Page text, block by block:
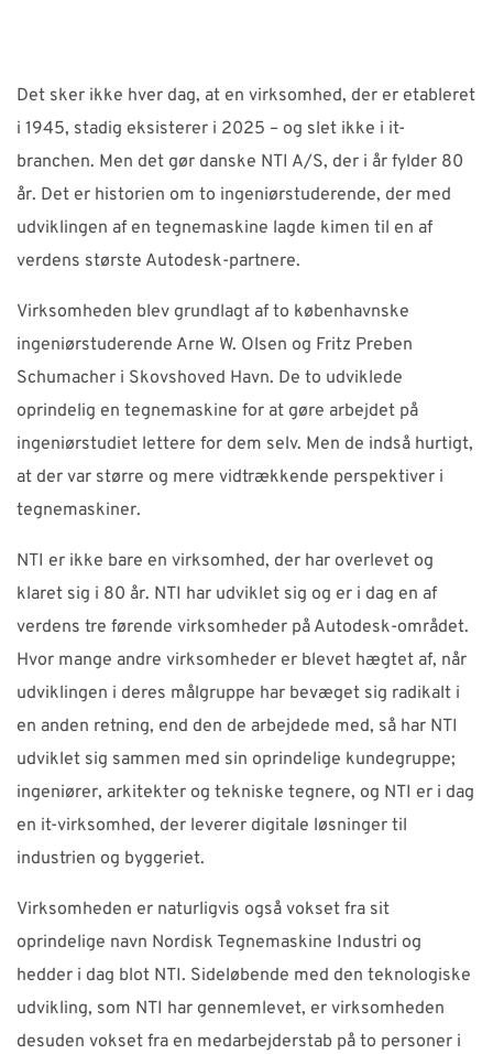
Suomi
Sverige UK
Det sker ikke hver dag, at en virksomhed, der er etableret
i 1945, stadig eksisterer i 2025 – og slet ikke i it-
branchen. Men det gør danske NTI A/S, der i år fylder 80
år. Det er historien om to ingeniørstuderende, der med
udviklingen af en tegnemaskine lagde kimen til en af
verdens største Autodesk-partnere.
Virksomheden blev grundlagt af to københavnske
ingeniørstuderende Arne W. Olsen og Fritz Preben
Schumacher i Skovshoved Havn. De to udviklede
oprindelig en tegnemaskine for at gøre arbejdet på
ingeniørstudiet lettere for dem selv. Men de indså hurtigt,
at der var større og mere vidtrækkende perspektiver i
tegnemaskiner.
NTI er ikke bare en virksomhed, der har overlevet og
klaret sig i 80 år. NTI har udviklet sig og er i dag en af
verdens tre førende virksomheder på Autodesk-området.
Hvor mange andre virksomheder er blevet hægtet af, når
udviklingen i deres målgruppe har bevæget sig radikalt i
en anden retning, end den de arbejdede med, så har NTI
udviklet sig sammen med sin oprindelige kundegruppe;
ingeniører, arkitekter og tekniske tegnere, og NTI er i dag
en it-virksomhed, der leverer digitale løsninger til
industrien og byggeriet.
Virksomheden er naturligvis også vokset fra sit
oprindelige navn Nordisk Tegnemaskine Industri og
hedder i dag blot NTI. Sideløbende med den teknologiske
udvikling, som NTI har gennemlevet, er virksomheden
desuden vokset fra en medarbejderstab på to personer i